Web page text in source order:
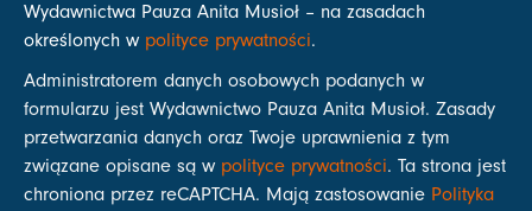
Wydawnictwa Pauza Anita Musioł – na zasadach
określonych w polityce prywatności.
Administratorem danych osobowych podanych w
formularzu jest Wydawnictwo Pauza Anita Musioł. Zasady
przetwarzania danych oraz Twoje uprawnienia z tym
związane opisane są w polityce prywatności. Ta strona jest
chroniona przez reCAPTCHA. Mają zastosowanie Polityka